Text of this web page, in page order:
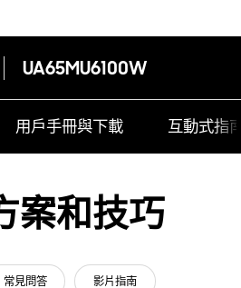
UA65MU6100W
用戶手冊與下載 互動式指
案和技巧
常見問答 影片指南